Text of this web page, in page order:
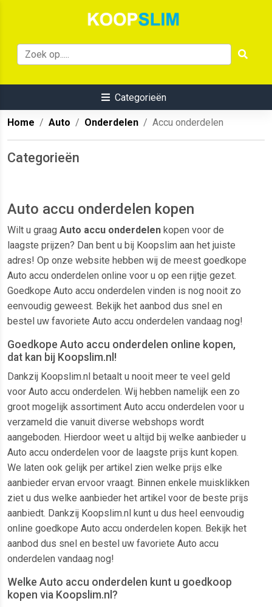
Categorieën
Home Auto Onderdelen Accu onderdelen
Categorieën
Auto accu onderdelen kopen
Wilt u graag Auto accu onderdelen kopen voor de
laagste prijzen? Dan bent u bij Koopslim aan het juiste
adres! Op onze website hebben wij de meest goedkope
Auto accu onderdelen online voor u op een rijtje gezet.
Goedkope Auto accu onderdelen vinden is nog nooit zo
eenvoudig geweest. Bekijk het aanbod dus snel en
bestel uw favoriete Auto accu onderdelen vandaag nog!
Goedkope Auto accu onderdelen online kopen,
dat kan bij Koopslim.nl!
Dankzij Koopslim.nl betaalt u nooit meer te veel geld
voor Auto accu onderdelen. Wij hebben namelijk een zo
groot mogelijk assortiment Auto accu onderdelen voor u
verzameld die vanuit diverse webshops wordt
aangeboden. Hierdoor weet u altijd bij welke aanbieder u
Auto accu onderdelen voor de laagste prijs kunt kopen.
We laten ook gelijk per artikel zien welke prijs elke
aanbieder ervan ervoor vraagt. Binnen enkele muisklikken
ziet u dus welke aanbieder het artikel voor de beste prijs
aanbiedt. Dankzij Koopslim.nl kunt u dus heel eenvoudig
online goedkope Auto accu onderdelen kopen. Bekijk het
aanbod dus snel en bestel uw favoriete Auto accu
onderdelen vandaag nog!
Welke Auto accu onderdelen kunt u goedkoop
kopen via Koopslim.nl?